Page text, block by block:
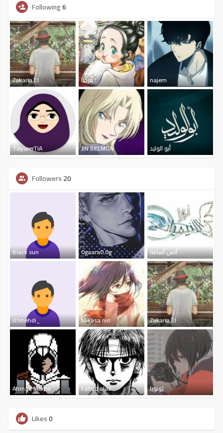
Following6
Zakaria El مرحبا ! najem
TayseerTIA JIN BELMON أبو الوليد
Followers20
Black sun 0gaara0 0g أنس أسامة
01mehdi_ Mikasa nin Zakaria El
Ahmad Mamo Fahad alaz يُونويا
Likes0